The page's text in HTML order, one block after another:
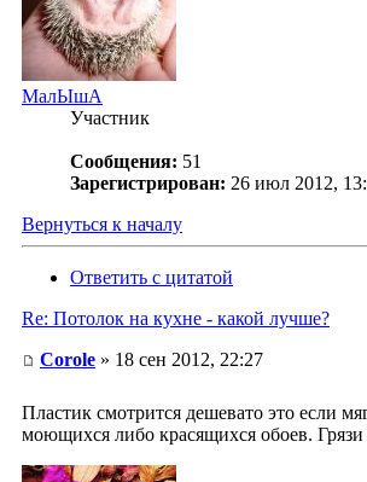
МалЫшА
Участник
Сообщения: 51
Зарегистрирован: 26 июл 2012,
Вернуться к началу
Ответить с цитатой
Re: Потолок на кухне - какой лучше?
Сorole » 18 сен 2012, 22:27
Пластик смотрится дешевато это если
моющихся либо красящихся обоев. Грязи